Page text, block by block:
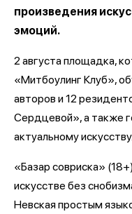
произведения
эмоций.
2 августа площадка,
«Митбоулинг Клуб»,
авторов и 12
Сердцевой», а также
актуальному искусству.
«Базар совриска»
искусстве без
Невская простым